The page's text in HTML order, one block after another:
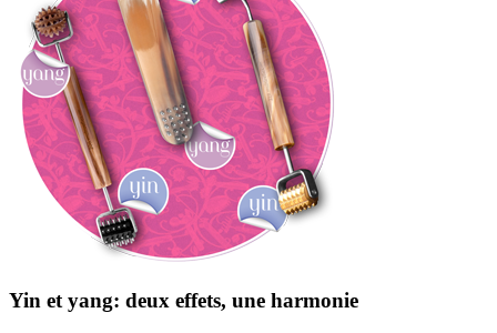
Yin et yang: deux effets, une harmonie